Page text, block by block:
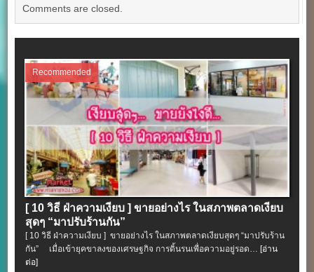
Comments are closed.
Recommended
[ 10 วิธี ฝ่าความเงียบ ] ขายอย่างไร ในสภาพตลาดเงียบ
สุดๆ “มาปรับร้านกัน”
[ 10 วิธี ฝ่าความเงียบ ] ขายอย่างไร ในสภาพตลาดเงียบสุดๆ “มาปรับร้าน
กัน” เมื่อเข้ายุคขาลงของเศรษฐกิจ การดิ้นรนเพื่อความอยู่รอด… [อ่าน
ต่อ]